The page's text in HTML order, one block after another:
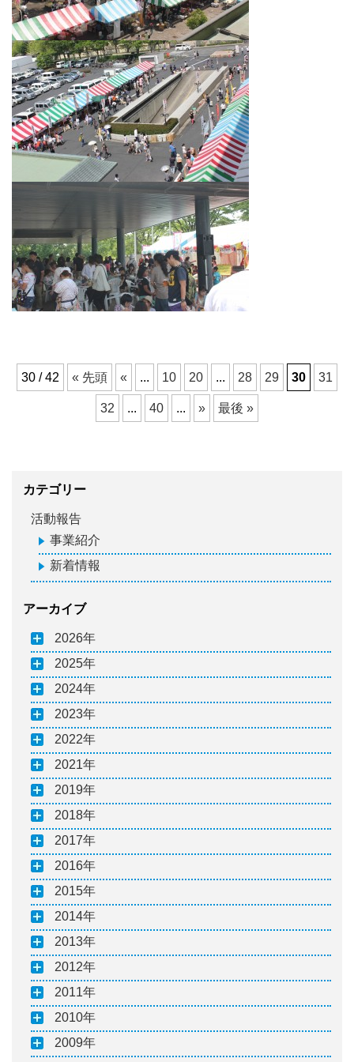
30 / 42 « 先頭 « ... 10 20 ... 28 29 30 31
32 ... 40 ... » 最後 »
カテゴリー
活動報告
事業紹介
新着情報
アーカイブ
2026
2025
2024
2023
2022
2021
2019
2018
2017
2016
2015
2014
2013
2012
2011
2010
2009